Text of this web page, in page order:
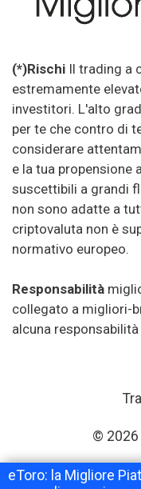
(*)Rischi Il trading a
estremamente
investitori. L'alto
per te che contro di
considerare
e la tua propensione
suscettibili a grandi
non sono adatte a
criptovaluta non è
normativo europeo.
Responsabilità
collegato a migliori-
alcuna
© 2026
eToro: la Migliore